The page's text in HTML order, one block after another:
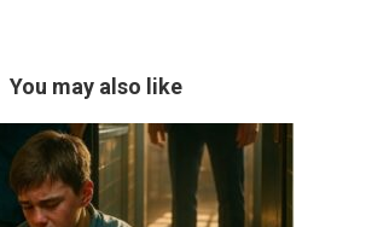
You may also like